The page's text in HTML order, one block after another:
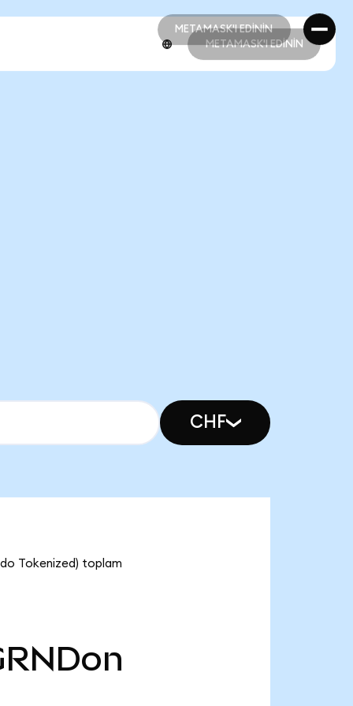
METAMASK'I EDİNİN
METAMASK'I EDİNİN
METAMASK'I EDİNİN
CHF
Tokenized) toplam